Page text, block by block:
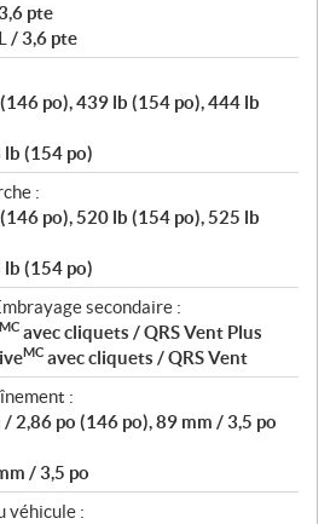
pte
/ 3,6 pte
po), 439 lb (154 po), 444 lb
lb (154 po)
:
po), 520 lb (154 po), 525 lb
lb (154 po)
secondaire :
MC avec cliquets / QRS Vent Plus
MC avec cliquets / QRS Vent
:
2,86 po (146 po), 89 mm / 3,5 po
/ 3,5 po
véhicule :